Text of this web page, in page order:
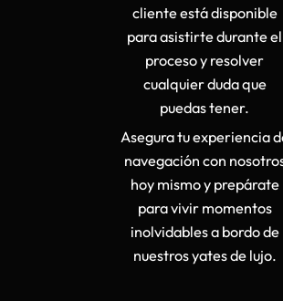
cliente está disponible
para asistirte durante el
proceso y resolver
cualquier duda que
puedas tener.
Asegura tu experiencia
navegación con
hoy mismo y prepárate
para vivir momentos
inolvidables a bordo de
nuestros yates de lujo.